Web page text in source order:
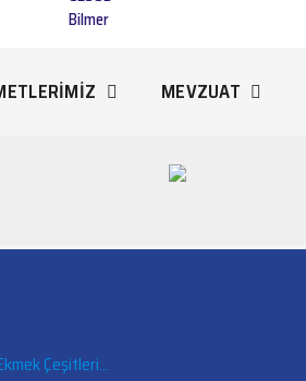
Bilmer
MEVZUAT
Çeşitleri...